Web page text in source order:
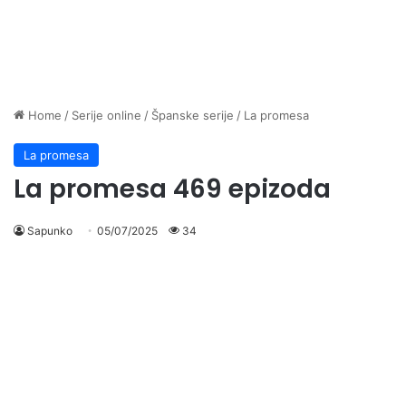
Home / Serije online / Španske serije / La promesa
La promesa
La promesa 469 epizoda
Sapunko 05/07/2025 34